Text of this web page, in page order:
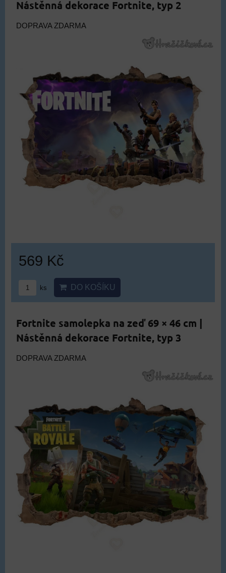
Nástěnná dekorace Fortnite, typ 2
DOPRAVA ZDARMA
569 Kč
ks DO KOŠÍKU
Fortnite samolepka na zeď 69 × 46 cm |
Nástěnná dekorace Fortnite, typ 3
DOPRAVA ZDARMA